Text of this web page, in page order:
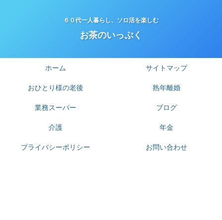
６０代一人暮らし、ソロ活を楽しむ
お茶のいっぷく
ホーム サイトマップ
おひとり様の老後 熟年離婚
業務スーパー ブログ
介護 年金
プライバシーポリシー お問い合わせ